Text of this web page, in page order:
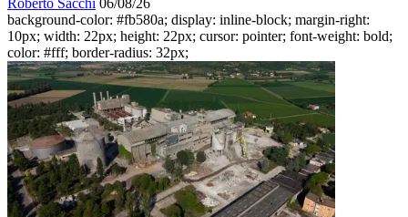
Roberto Sacchi 06/08/26
background-color: #fb580a; display: inline-block; margin-right:
10px; width: 22px; height: 22px; cursor: pointer; font-weight: bold;
color: #fff; border-radius: 32px;